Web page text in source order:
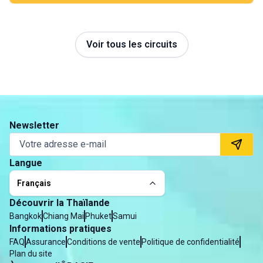
Voir tous les circuits
Newsletter
Langue
Français
Découvrir la Thaïlande
BangkokChiang Mai PhuketSamui
Informations pratiques
FAQAssuranceConditions de vente Politique de confidentialité
Plan du site